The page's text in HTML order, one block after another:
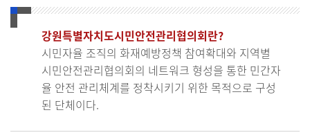
강원특별자치도시민안전관리협의회란?
시민자율 조직의 화재예방정책 참여확대와 지역별
시민안전관리협의회의 네트워크 형성을 통한 민간자
율 안전 관리체계를 정착시키기 위한 목적으로 구성
된 단체이다.